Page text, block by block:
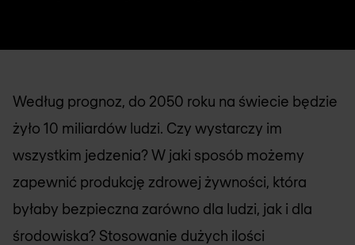
Według prognoz, do 2050 roku na świecie będzie
żyło 10 miliardów ludzi. Czy wystarczy im
wszystkim jedzenia? W jaki sposób możemy
zapewnić produkcję zdrowej żywności, która
byłaby bezpieczna zarówno dla ludzi, jak i dla
środowiska? Stosowanie dużych ilości